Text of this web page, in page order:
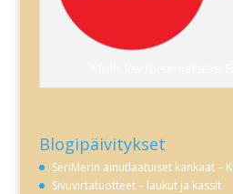
Blogipäivitykset
SeriMerin ainutlaatuiset kankaat –
Sivuvirtatuotteet – laukut ja kassit